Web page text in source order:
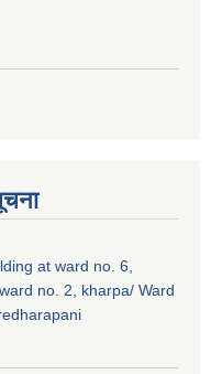
at ward no. 6,
no. 2, kharpa/ Ward